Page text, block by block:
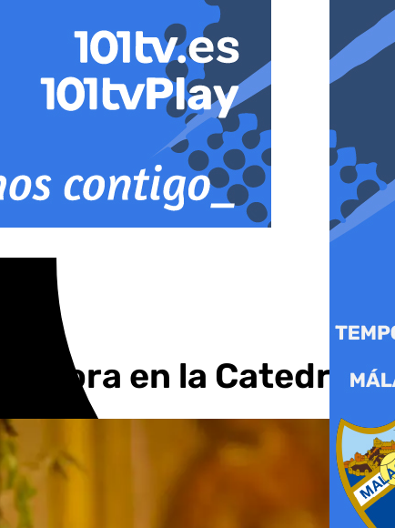
en la Catedral